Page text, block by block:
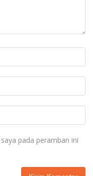
pada peramban ini